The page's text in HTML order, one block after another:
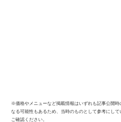
※価格やメニューなど掲載情報はいずれも記事公開
なる可能性もあるため、当時のものとして参考にし
ご確認ください。